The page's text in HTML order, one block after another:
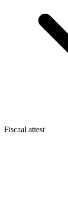
Fiscaal attest